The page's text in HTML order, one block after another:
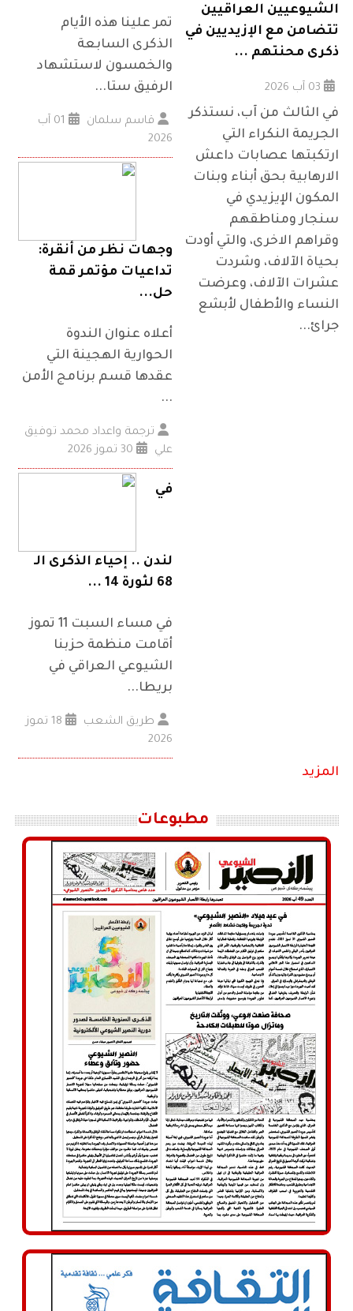
الشيوعيين العراقيين
تتضامن مع الإزيديين في
ذكرى محنتهم ...
في الثالث من آب، نستذكر
الجريمة النكراء التي
ارتكبتها عصابات داعش
الارهابية بحق أبناء وبنات
المكون الإيزيدي في
سنجار ومناطقهم
وقراهم الاخرى، والتي أودت
بحياة الآلاف، وشردت
عشرات الآلاف، وعرضت
النساء والأطفال لأبشع
جرائ...
تمر علينا هذه الأيام
الذكرى السابعة
والخمسون لاستشهاد
الرفيق ستا...
قاسم سلمان
01 آب
2026
وجهات نظر من أنقرة:
تداعيات مؤتمر قمة
حل...
أعلاه عنوان الندوة
الحوارية الهجينة التي
عقدها قسم برنامج الأمن
...
ترجمة واعداد محمد توفيق
علي
في
لندن .. إحياء الذكرى الـ
68 لثورة 14 ...
في مساء السبت 11 تموز
أقامت منظمة حزبنا
الشيوعي العراقي في
بريطا...
طريق الشعب
18 تموز
2026
المزيد
مطبوعات